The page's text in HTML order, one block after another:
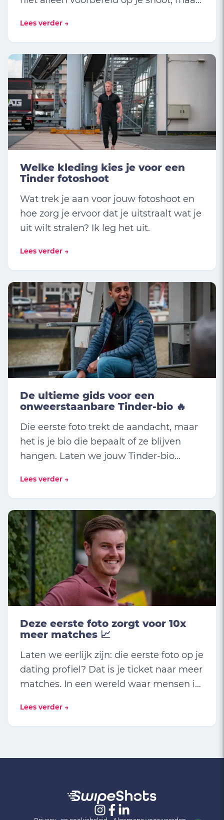
laten zien.
Lees verder →
Welke kleding kies je voor een
Tinder fotoshoot
Wat trek je aan voor jouw fotoshoot en
hoe zorg je ervoor dat je uitstraalt wat je
uit wilt stralen? Ik leg het uit.
Lees verder →
De ultieme gids voor een
onweerstaanbare Tinder-bio 🔥
Die eerste foto trekt de aandacht, maar
het is je bio die bepaalt of ze blijven
hangen. Laten we jouw Tinder-bio
moet deze persoon leren kennen!"
Lees verder →
Deze eerste foto zorgt voor 10x
meer matches 📈
Laten we eerlijk zijn: die eerste foto op je
dating profiel? Dat is je ticket naar meer
matches. In een wereld waar mensen in
links of rechts swipen, moet je eerste
foto direct raak zijn.
Lees verder →